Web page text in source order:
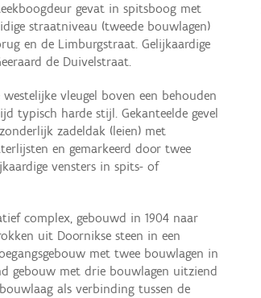
gevat in spitsboog met
straatniveau (tweede bouwlagen)
en de Limburgstraat. Gelijkaardige
de Duivelstraat.
vleugel boven een behouden
typisch harde stijl. Gekanteelde gevel
zadeldak (leien) met
en gemarkeerd door twee
vensters in spits- of
complex, gebouwd in 1904 naar
uit Doornikse steen in een
met twee bouwlagen in
gebouw met drie bouwlagen uitziend
als verbinding tussen de